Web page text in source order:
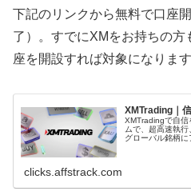
下記のリンクから無料で口座
了）。すでにXMをお持ちの方
座を開設すれば対象になります
XMTrading｜
XMTradingで自信
ムで、超高速執
グローバル銘柄に
clicks.affstrack.com